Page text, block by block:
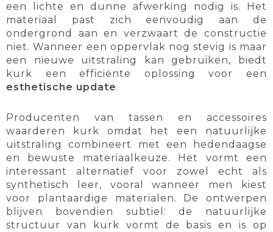
een lichte en dunne afwerking nodig is. Het
materiaal past zich eenvoudig aan de
ondergrond aan en verzwaart de constructie
niet. Wanneer een oppervlak nog stevig is maar
een nieuwe uitstraling kan gebruiken, biedt
kurk een efficiënte oplossing voor een
esthetische update.
Producenten van tassen en accessoires
waarderen kurk omdat het een natuurlijke
uitstraling combineert met een hedendaagse
en bewuste materiaalkeuze. Het vormt een
interessant alternatief voor zowel echt als
synthetisch leer, vooral wanneer men kiest
voor plantaardige materialen. De ontwerpen
blijven bovendien subtiel: de natuurlijke
structuur van kurk vormt de basis en is op